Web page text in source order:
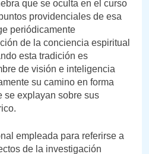
que se oculta en el curso
providenciales de esa
periódicamente
de la conciencia espiritual
esta tradición es
de visión e inteligencia
su camino en forma
se explayan sobre sus
empleada para referirse a
de la investigación